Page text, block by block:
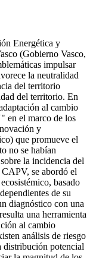
Energética y
(Gobierno Vasco,
impulsar
la neutralidad
del territorio
del territorio. En
al cambio
en el marco de los
y
que promueve el
no se habían
la incidencia del
se abordó el
basado
de su
diagnóstico con una
una herramienta
al cambio
análisis de riesgo
distribución potencial